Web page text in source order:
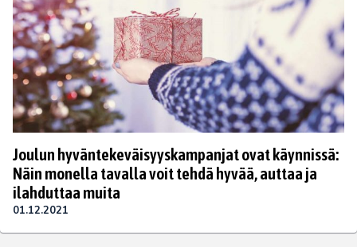
Joulun hyväntekeväisyyskampanjat ovat käynnissä:
Näin monella tavalla voit tehdä hyvää, auttaa ja
ilahduttaa muita
01.12.2021